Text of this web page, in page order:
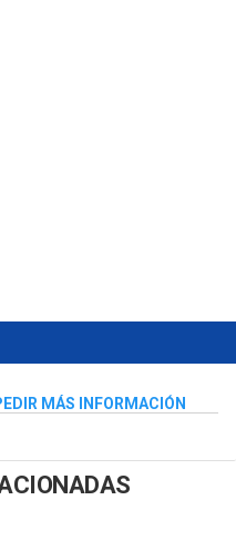
MÁS INFORMACIÓN